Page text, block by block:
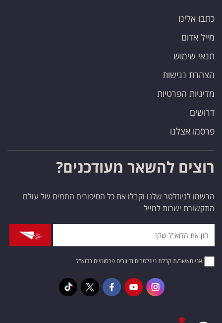
כתבו אלינו
מייל אדום
תנאי שימוש
הצהרת נגישות
מדיניות הפרטיות
דרושים
פרסמו אצלנו
רוצים להשאר מעודכנים?
הרשמו לניוזלטר שלנו וקבלו את כל הסיפורים החמים של עולם
התקשורת ישרות למייל
אני מאשר/ת קבלת ניוזלטרים ודיוורים פרסומיים בדוא"ל